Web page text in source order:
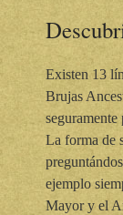
Existen 13
Brujas
seguramente
La forma de
ejemplo
Mayor y el